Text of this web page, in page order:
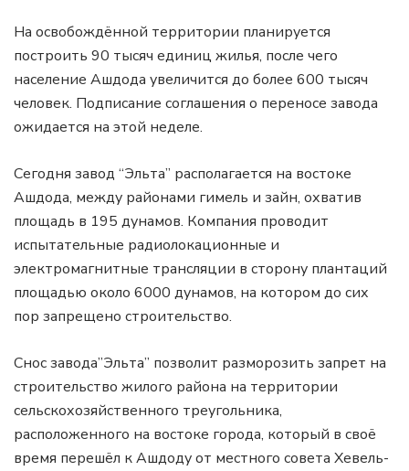
На освобождённой территории планируется
построить 90 тысяч единиц жилья, после чего
население Ашдода увеличится до более 600 тысяч
человек. Подписание соглашения о переносе завода
ожидается на этой неделе.
Сегодня завод “Эльта” располагается на востоке
Ашдода, между районами гимель и зайн, охватив
площадь в 195 дунамов. Компания проводит
испытательные радиолокационные и
электромагнитные трансляции в сторону плантаций
площадью около 6000 дунамов, на котором до сих
пор запрещено строительство.
Снос завода”Эльта” позволит разморозить запрет на
строительство жилого района на территории
сельскохозяйственного треугольника,
расположенного на востоке города, который в своё
время перешёл к Ашдоду от местного совета Хевель-